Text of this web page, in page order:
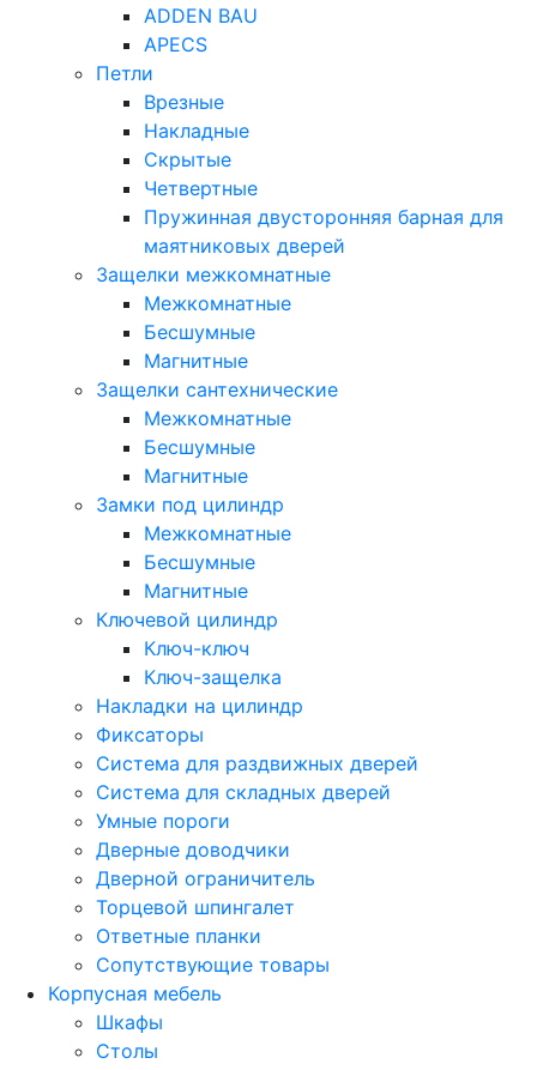
ADDEN BAU
APECS
Петли
Врезные
Накладные
Скрытые
Четвертные
Пружинная двусторонняя барная для
маятниковых дверей
Защелки межкомнатные
Межкомнатные
Бесшумные
Магнитные
Защелки сантехнические
Межкомнатные
Бесшумные
Магнитные
Замки под цилиндр
Межкомнатные
Бесшумные
Магнитные
Ключевой цилиндр
Ключ-ключ
Ключ-защелка
Накладки на цилиндр
Фиксаторы
Система для раздвижных дверей
Система для складных дверей
Умные пороги
Дверные доводчики
Дверной ограничитель
Торцевой шпингалет
Ответные планки
Сопутствующие товары
Корпусная мебель
Шкафы
Столы